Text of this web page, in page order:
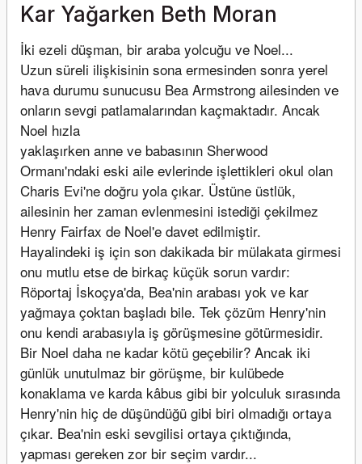
Kar Yağarken Beth Moran
İki ezeli düşman, bir araba yolcuğu ve Noel...
Uzun süreli ilişkisinin sona ermesinden sonra yerel
hava durumu sunucusu Bea Armstrong ailesinden ve
onların sevgi patlamalarından kaçmaktadır. Ancak
Noel hızla
yaklaşırken anne ve babasının Sherwood
Ormanı'ndaki eski aile evlerinde işlettikleri okul olan
Charis Evi'ne doğru yola çıkar. Üstüne üstlük,
ailesinin her zaman evlenmesini istediği çekilmez
Henry Fairfax de Noel'e davet edilmiştir.
Hayalindeki iş için son dakikada bir mülakata girmesi
onu mutlu etse de birkaç küçük sorun vardır:
Röportaj İskoçya'da, Bea'nin arabası yok ve kar
yağmaya çoktan başladı bile. Tek çözüm Henry'nin
onu kendi arabasıyla iş görüşmesine götürmesidir.
Bir Noel daha ne kadar kötü geçebilir? Ancak iki
günlük unutulmaz bir görüşme, bir kulübede
konaklama ve karda kâbus gibi bir yolculuk sırasında
Henry'nin hiç de düşündüğü gibi biri olmadığı ortaya
çıkar. Bea'nin eski sevgilisi ortaya çıktığında,
yapması gereken zor bir seçim vardır...